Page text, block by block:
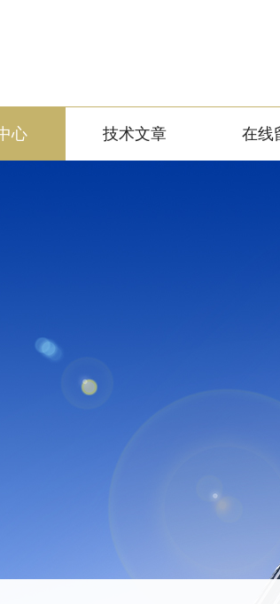
心 技术文章 在线